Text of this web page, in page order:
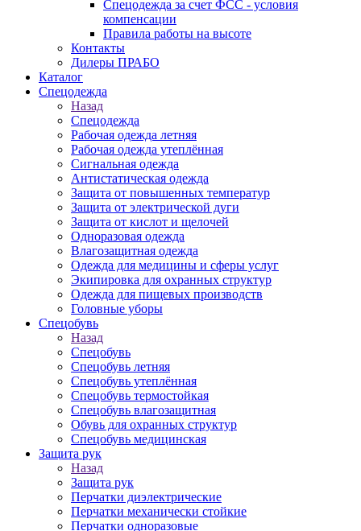
Спецодежда за счет ФСС - условия
компенсации
Правила работы на высоте
Контакты
Дилеры ПРАБО
Каталог
Спецодежда
Назад
Спецодежда
Рабочая одежда летняя
Рабочая одежда утеплённая
Сигнальная одежда
Антистатическая одежда
Защита от повышенных температур
Защита от электрической дуги
Защита от кислот и щелочей
Одноразовая одежда
Влагозащитная одежда
Одежда для медицины и сферы услуг
Экипировка для охранных структур
Одежда для пищевых производств
Головные уборы
Спецобувь
Назад
Спецобувь
Спецобувь летняя
Спецобувь утеплённая
Спецобувь термостойкая
Спецобувь влагозащитная
Обувь для охранных структур
Спецобувь медицинская
Защита рук
Назад
Защита рук
Перчатки диэлектрические
Перчатки механически стойкие
Перчатки одноразовые